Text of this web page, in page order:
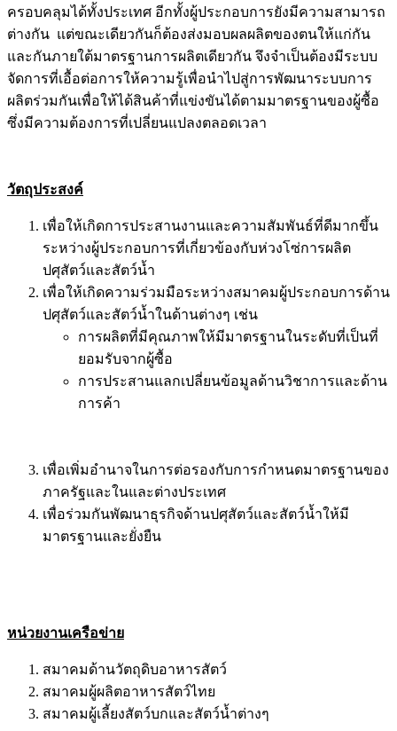
ครอบคลุมได้ทั้งประเทศ อีกทั้งผู้ประกอบการยังมีความสามารถ
ต่างกัน แต่ขณะเดียวกันก็ต้องส่งมอบผลผลิตของตนให้แก่กัน
และกันภายใต้มาตรฐานการผลิตเดียวกัน จึงจำเป็นต้องมีระบบ
จัดการที่เอื้อต่อการให้ความรู้เพื่อนำไปสู่การพัฒนาระบบการ
ผลิตร่วมกันเพื่อให้ได้สินค้าที่แข่งขันได้ตามมาตรฐานของผู้ซื้อ
ซึ่งมีความต้องการที่เปลี่ยนแปลงตลอดเวลา
วัตถุประสงค์
เพื่อให้เกิดการประสานงานและความสัมพันธ์ที่ดีมากขึ้น
ระหว่างผู้ประกอบการที่เกี่ยวข้องกับห่วงโซ่การผลิต
ปศุสัตว์และสัตว์น้ำ
เพื่อให้เกิดความร่วมมือระหว่างสมาคมผู้ประกอบการด้าน
ปศุสัตว์และสัตว์น้ำในด้านต่างๆ เช่น
การผลิตที่มีคุณภาพให้มีมาตรฐานในระดับที่เป็นที่
ยอมรับจากผู้ซื้อ
การประสานแลกเปลี่ยนข้อมูลด้านวิชาการและด้าน
การค้า
เพื่อเพิ่มอำนาจในการต่อรองกับการกำหนดมาตรฐานของ
ภาครัฐและในและต่างประเทศ
เพื่อร่วมกันพัฒนาธุรกิจด้านปศุสัตว์และสัตว์น้ำให้มี
มาตรฐานและยั่งยืน
หน่วยงานเครือข่าย
สมาคมด้านวัตถุดิบอาหารสัตว์
สมาคมผู้ผลิตอาหารสัตว์ไทย
สมาคมผู้เลี้ยงสัตว์บกและสัตว์น้ำต่างๆ